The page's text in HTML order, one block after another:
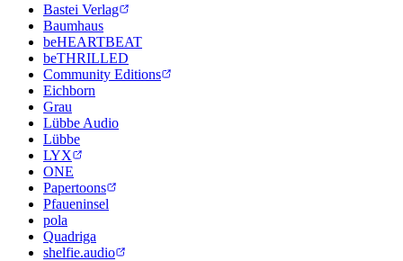
Bastei Verlag
Baumhaus
beHEARTBEAT
beTHRILLED
Community Editions
Eichborn
Grau
Lübbe Audio
Lübbe
LYX
ONE
Papertoons
Pfaueninsel
pola
Quadriga
shelfie.audio